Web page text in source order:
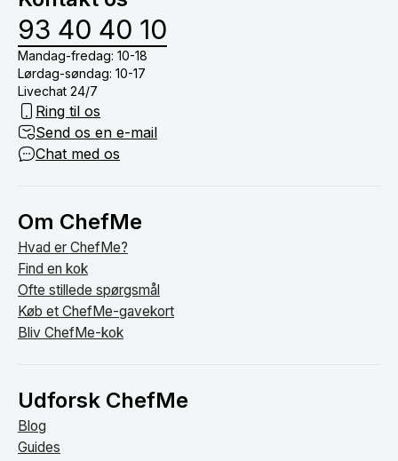
93 40 40 10
Mandag-fredag: 10-18
Lørdag-søndag: 10-17
Livechat 24/7
Ring til os
Send os en e-mail
Chat med os
Om ChefMe
Hvad er ChefMe?
Find en kok
Ofte stillede spørgsmål
Køb et ChefMe-gavekort
Bliv ChefMe-kok
Udforsk ChefMe
Blog
Guides